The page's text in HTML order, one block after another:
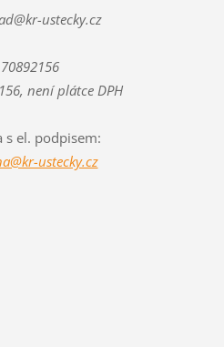
ustecky.cz
není plátce DPH
s el. podpisem:
ustecky.cz